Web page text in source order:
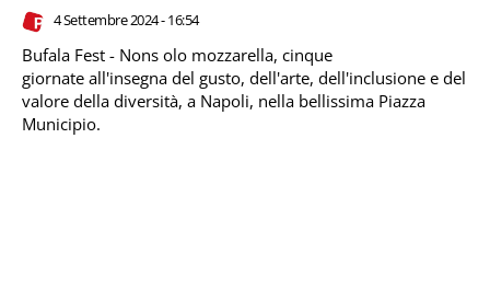
4 Settembre 2024 - 16:54
Bufala Fest - Nons olo mozzarella, cinque
giornate all'insegna del gusto, dell'arte, dell'inclusione e del
valore della diversità, a Napoli, nella bellissima Piazza
Municipio.